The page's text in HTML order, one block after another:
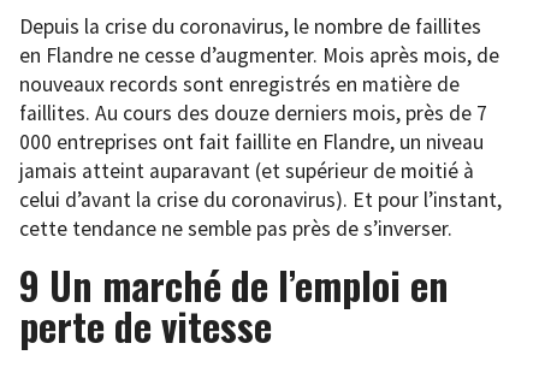
Depuis la crise du coronavirus, le nombre de faillites
en Flandre ne cesse d’augmenter. Mois après mois, de
nouveaux records sont enregistrés en matière de
faillites. Au cours des douze derniers mois, près de 7
000 entreprises ont fait faillite en Flandre, un niveau
jamais atteint auparavant (et supérieur de moitié à
celui d’avant la crise du coronavirus). Et pour l’instant,
cette tendance ne semble pas près de s’inverser.
9 Un marché de l’emploi en
perte de vitesse